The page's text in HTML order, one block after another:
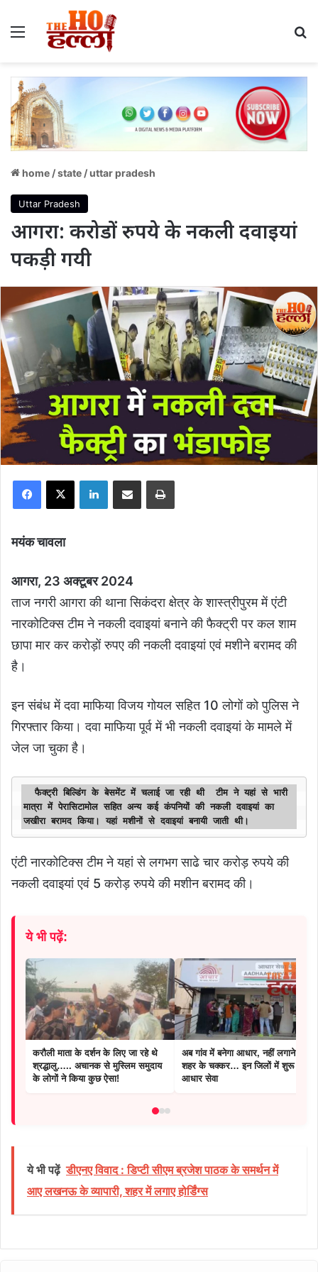
Menu
home /state /uttar pradesh
Uttar Pradesh
आगरा: करोडों रुपये के नकली दवाइयां
पकड़ी गयी
Facebook
X LinkedInShare via Email Print
मयंक चावला
आगरा, 23 अक्टूबर 2024
ताज नगरी आगरा की थाना सिकंदरा क्षेत्र के शास्त्रीपुरम में एंटी
नारकोटिक्स टीम ने नकली दवाइयां बनाने की फैक्ट्री पर कल शाम
छापा मार कर करोड़ों रुपए की नकली दवाइयां एवं मशीने बरामद की
है।
इन संबंध में दवा माफिया विजय गोयल सहित 10 लोगों को पुलिस ने
गिरफ्तार किया। दवा माफिया पूर्व में भी नकली दवाइयां के मामले में
जेल जा चुका है।
  फैक्ट्री बिल्डिंग के बेसमेंट में चलाई जा रही थी  टीम ने यहां से भारी
मात्रा में पेरासिटामोल सहित अन्य कई कंपनियों की नकली दवाइयां का
जखीरा बरामद किया। यहां मशीनों से दवाइयां बनायी जाती थी।
एंटी नारकोटिक्स टीम ने यहां से लगभग साढे चार करोड़ रुपये की
नकली दवाइयां एवं 5 करोड़ रुपये की मशीन बरामद की।
ये भी पढ़ें:
करौली माता के दर्शन के लिए जा रहे थे
श्रद्धालु….. अचानक से मुस्लिम समुदाय
के लोगों ने किया कुछ ऐसा!
अब गांव में बनेगा आधार, नहीं लगाने पड़ेंगे
शहर के चक्कर… इन जिलों में शुरू हुई
आधार सेवा
ये भी पढ़ें डीएनए विवाद : डिप्टी सीएम ब्रजेश पाठक के समर्थन में
आए लखनऊ के व्यापारी, शहर में लगाए होर्डिंग्स